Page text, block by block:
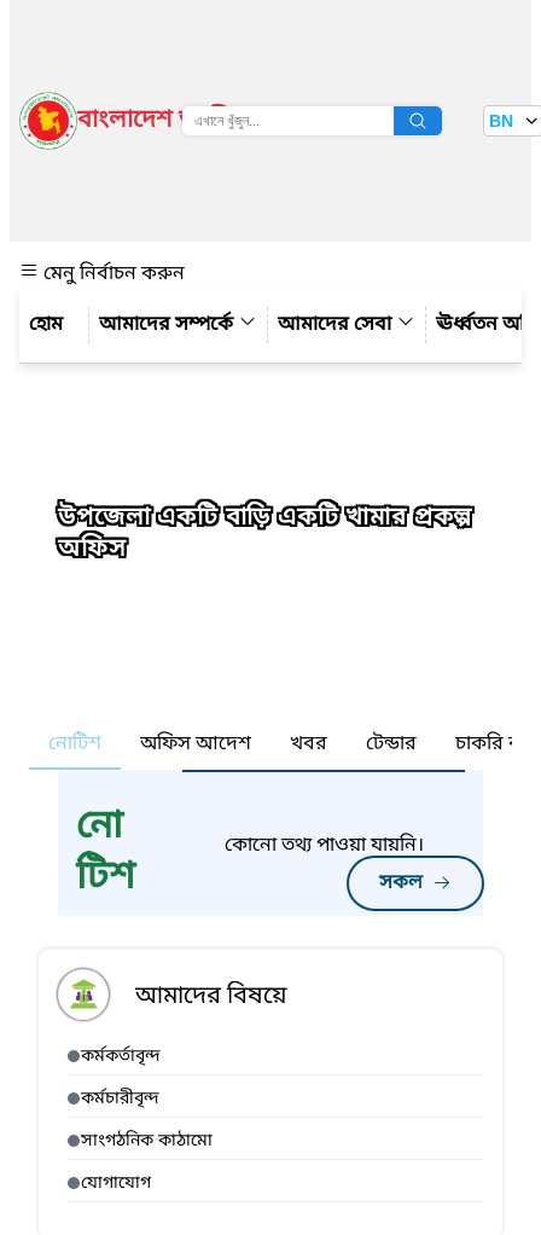
বাংলাদেশ জাতীয় তথ্য বাতায়ন BN
মেনু নির্বাচন করুন
আমাদের সম্পর্কে
আমাদের সেবা ঊর্ধ্বতন
উপজেলা একটি বাড়ি একটি খামার প্রকল্প
অফিস
নোটিশ অফিস আদেশ খবর টেন্ডার চাকরি
নো
টিশ
সকল
কোনো তথ্য পাওয়া যায়নি।
আমাদের বিষয়ে
কর্মকর্তাবৃন্দ
কর্মচারীবৃন্দ
সাংগঠনিক কাঠামো
যোগাযোগ